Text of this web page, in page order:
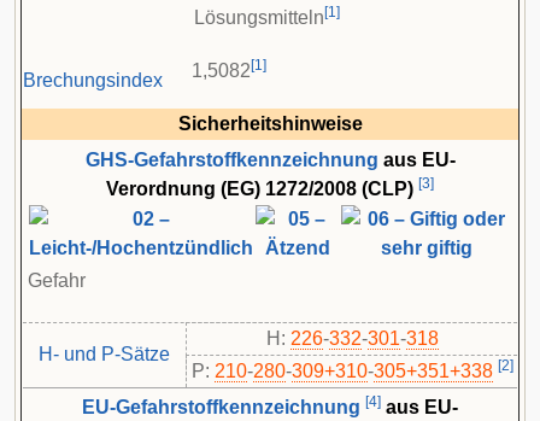
Lösungsmitteln [1]
Brechungsindex 1,5082 [1]
Sicherheitshinweise
GHS-Gefahrstoffkennzeichnung aus EU-
Verordnung (EG) 1272/2008 (CLP) [3]
Gefahr
H- und P-Sätze
H: 226-332-301-318
P: 210-​280-​309+310-​305+351+338 [2]
EU-Gefahrstoffkennzeichnung [4] aus EU-